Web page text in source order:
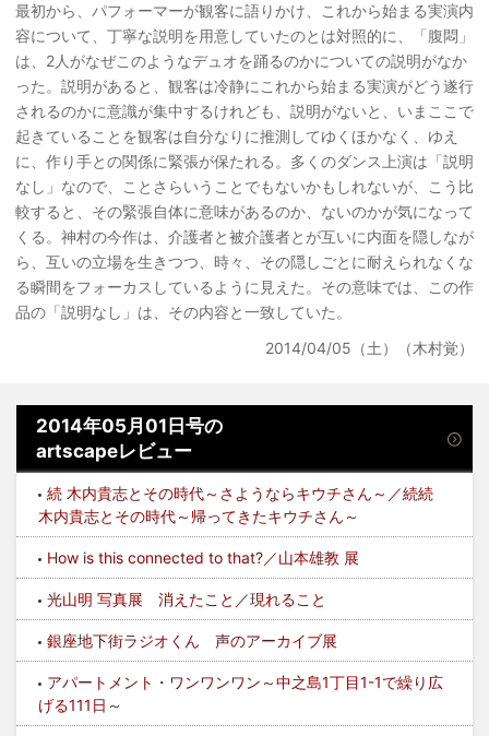
最初から、パフォーマーが観客に語りかけ、これから始まる実演内
容について、丁寧な説明を用意していたのとは対照的に、「腹悶」
は、2人がなぜこのようなデュオを踊るのかについての説明がなか
った。説明があると、観客は冷静にこれから始まる実演がどう遂行
されるのかに意識が集中するけれども、説明がないと、いまここで
起きていることを観客は自分なりに推測してゆくほかなく、ゆえ
に、作り手との関係に緊張が保たれる。多くのダンス上演は「説明
なし」なので、ことさらいうことでもないかもしれないが、こう比
較すると、その緊張自体に意味があるのか、ないのかが気になって
くる。神村の今作は、介護者と被介護者とが互いに内面を隠しなが
ら、互いの立場を生きつつ、時々、その隠しごとに耐えられなくな
る瞬間をフォーカスしているように見えた。その意味では、この作
品の「説明なし」は、その内容と一致していた。
2014/04/05（土）（木村覚）
2014年05月01日号の
artscapeレビュー
続 木内貴志とその時代～さようならキウチさん～／続続
木内貴志とその時代～帰ってきたキウチさん～
How is this connected to that?／山本雄教 展
光山明 写真展 消えたこと／現れること
銀座地下街ラジオくん 声のアーカイブ展
アパートメント・ワンワンワン～中之島1丁目1-1で繰り広
げる111日～